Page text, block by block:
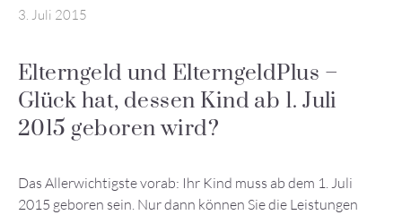
3. Juli 2015
Elterngeld und ElterngeldPlus –
Glück hat, dessen Kind ab 1. Juli
2015 geboren wird?
Das Allerwichtigste vorab: Ihr Kind muss ab dem 1. Juli
2015 geboren sein. Nur dann können Sie die Leistungen